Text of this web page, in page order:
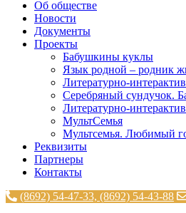
Об обществе
Новости
Документы
Проекты
Бабушкины куклы
Язык родной – родник
Литературно-
Серебряный сундучок.
Литературно-
МультСемья
Мультсемья. Любимый
Реквизиты
Партнеры
Контакты
(8692) 54-47-33, (8692) 54-43-88